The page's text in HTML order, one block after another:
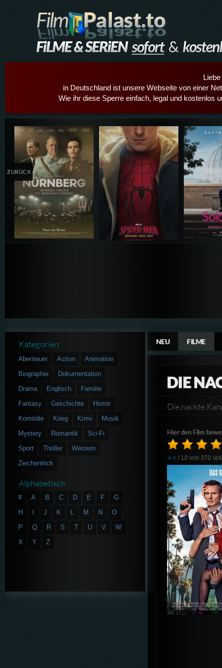
in Deutschland ist unsere Webseite von einer
Wie ihr diese Sperre einfach, legal und kostenlos
Details,Play Details,Play
ZURÜCK
NEU FILME
DIE
Hier den Film
4.8 / 10 von370
Kategorien
Abenteuer Action
Animation
Biographie
Dokumentation
Drama
Englisch
Familie
Fantasy
Geschichte
Horror
Komödie
Krieg Krimi
Musik
Mystery
Romantik
Sci-Fi
Sport
Thriller
Western
Zeichentrick
Alphabetisch
# A B C D E F
G
H
J K L M N
O
P
Q R S T U V
W
X
Y Z